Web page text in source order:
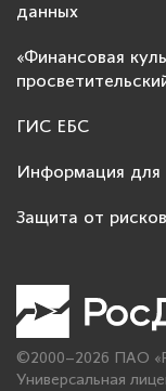
данных
«Финансовая
ГИС ЕБС
Информация для
Защита от
©2000–2026 ПАО
Универсальная